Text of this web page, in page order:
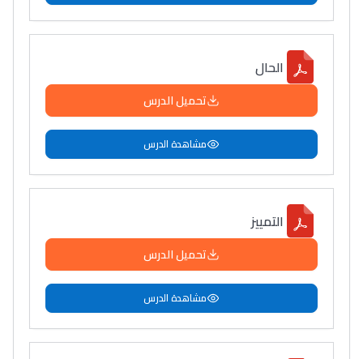
الحال
تحميل الدرس
مشاهدة الدرس
التمييز
تحميل الدرس
مشاهدة الدرس